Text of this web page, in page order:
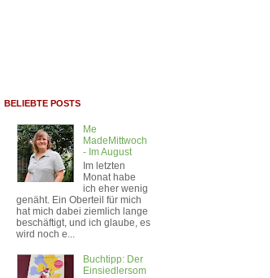
BELIEBTE POSTS
Me
MadeMittwoch
- Im August
Im letzten
Monat habe
ich eher wenig
genäht. Ein Oberteil für mich
hat mich dabei ziemlich lange
beschäftigt, und ich glaube, es
wird noch e...
Buchtipp: Der
Einsiedlersom